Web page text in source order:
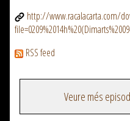
http://www.racalacarta.com/
RSS feed
Veure més